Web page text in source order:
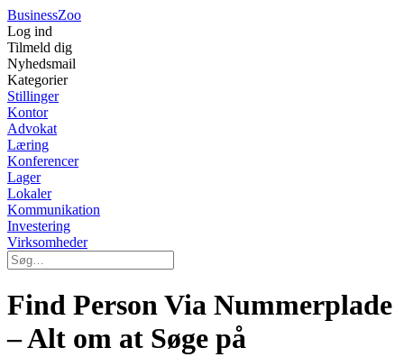
BusinessZoo
Log ind
Tilmeld dig
Nyhedsmail
Kategorier
Stillinger
Kontor
Advokat
Læring
Konferencer
Lager
Lokaler
Kommunikation
Investering
Virksomheder
Find Person Via Nummerplade
– Alt om at Søge på